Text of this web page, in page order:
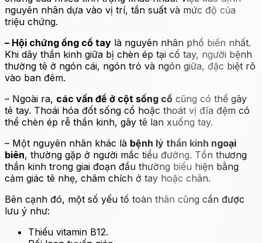
nguyên nhân dựa vào vị trí, tần suất và mức độ của
triệu chứng.
– Hội chứng ống cổ tay là nguyên nhân phổ biến nhất.
Khi dây thần kinh giữa bị chèn ép tại cổ tay, người bệnh
thường tê ở ngón cái, ngón trỏ và ngón giữa, đặc biệt rõ
vào ban đêm.
– Ngoài ra, các vấn đề ở cột sống cổ cũng có thể gây
tê tay. Thoái hóa đốt sống cổ hoặc thoát vị đĩa đệm có
thể chèn ép rễ thần kinh, gây tê lan xuống tay.
– Một nguyên nhân khác là bệnh lý thần kinh ngoại
biên, thường gặp ở người mắc tiểu đường. Tổn thương
thần kinh trong giai đoạn đầu thường biểu hiện bằng
cảm giác tê nhẹ, châm chích ở tay hoặc chân.
Bên cạnh đó, một số yếu tố toàn thân cũng cần được
lưu ý như:
Thiếu vitamin B12.